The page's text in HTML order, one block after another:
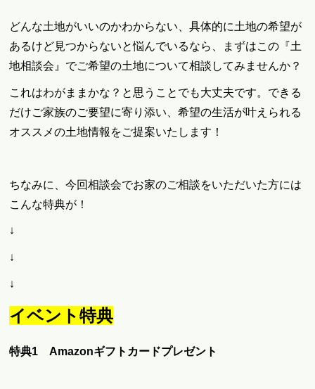
どんな土地がいいのかわからない、具体的に土地の希望が
あるけど見つからないと悩んでいるなら、まずはこの『土
地相談会』でご希望の土地について相談してみませんか？
これはわがままかな？と思うことでも大丈夫です。できる
だけご家族のご要望に寄り添い、希望の生活が叶えられる
オススメの土地情報をご提案いたします！
ちなみに、今回相談会でお家のご相談をいただいた方には
こんな特典が！
↓
↓
↓
イベント特典
特典1 Amazonギフトカードプレゼント